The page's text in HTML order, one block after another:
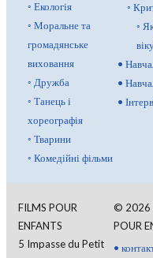
◦ Екологія
◦ Моральне та
громадянське
виховання
◦ Дружба
◦ Танець і
хореографія
◦ Тварини
◦ Комедійні фільми
◦
◦
•
•
•
FILMS POUR
ENFANTS
5 Impasse du Petit
© 2026
POUR
•